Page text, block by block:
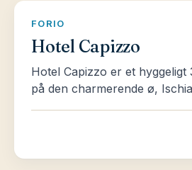
FORIO
Hotel Capizzo
Hotel Capizzo er et hyggeligt
på den charmerende ø,